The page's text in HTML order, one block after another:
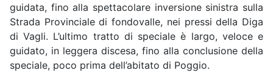
guidata, fino alla spettacolare inversione sinistra sulla
Strada Provinciale di fondovalle, nei pressi della Diga
di Vagli. L’ultimo tratto di speciale è largo, veloce e
guidato, in leggera discesa, fino alla conclusione della
speciale, poco prima dell’abitato di Poggio.